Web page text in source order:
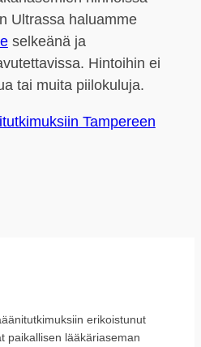
Ultrassa haluamme
selkeänä ja
Hintoihin ei
tai muita piilokuluja.
Tampereen
erikoistunut
paikallisen lääkäriaseman